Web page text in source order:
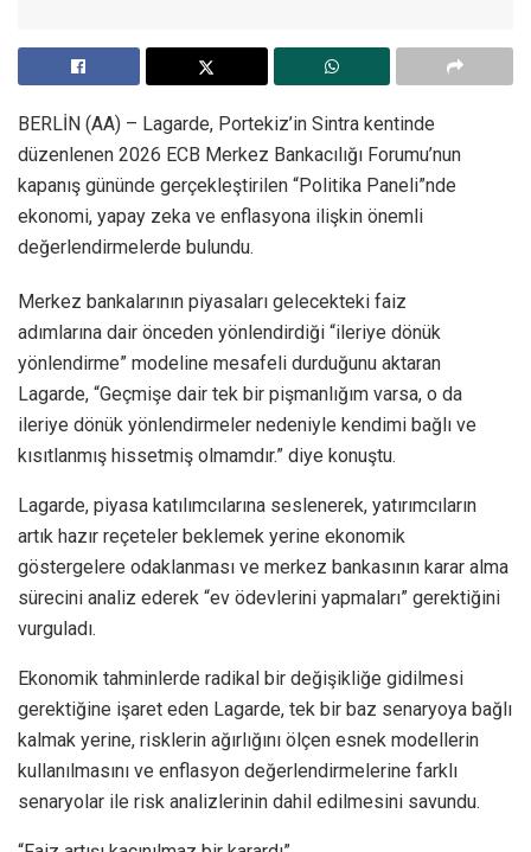
BERLİN (AA) – Lagarde, Portekiz’in Sintra kentinde
düzenlenen 2026 ECB Merkez Bankacılığı Forumu’nun
kapanış gününde gerçekleştirilen “Politika Paneli”nde
ekonomi, yapay zeka ve enflasyona ilişkin önemli
değerlendirmelerde bulundu.
Merkez bankalarının piyasaları gelecekteki faiz
adımlarına dair önceden yönlendirdiği “ileriye dönük
yönlendirme” modeline mesafeli durduğunu aktaran
Lagarde, “Geçmişe dair tek bir pişmanlığım varsa, o da
ileriye dönük yönlendirmeler nedeniyle kendimi bağlı ve
kısıtlanmış hissetmiş olmamdır.” diye konuştu.
Lagarde, piyasa katılımcılarına seslenerek, yatırımcıların
artık hazır reçeteler beklemek yerine ekonomik
göstergelere odaklanması ve merkez bankasının karar alma
sürecini analiz ederek “ev ödevlerini yapmaları” gerektiğini
vurguladı.
Ekonomik tahminlerde radikal bir değişikliğe gidilmesi
gerektiğine işaret eden Lagarde, tek bir baz senaryoya bağlı
kalmak yerine, risklerin ağırlığını ölçen esnek modellerin
kullanılmasını ve enflasyon değerlendirmelerine farklı
senaryolar ile risk analizlerinin dahil edilmesini savundu.